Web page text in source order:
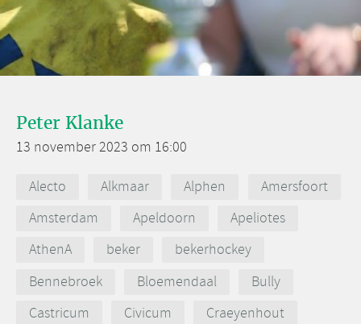
Peter Klanke
13 november 2023 om 16:00
Alecto Alkmaar Alphen
Amersfoort
Amsterdam
Apeldoorn
Apeliotes
AthenA
beker
bekerhockey
Bennebroek
Bloemendaal
Bully
Castricum
Civicum
Craeyenhout